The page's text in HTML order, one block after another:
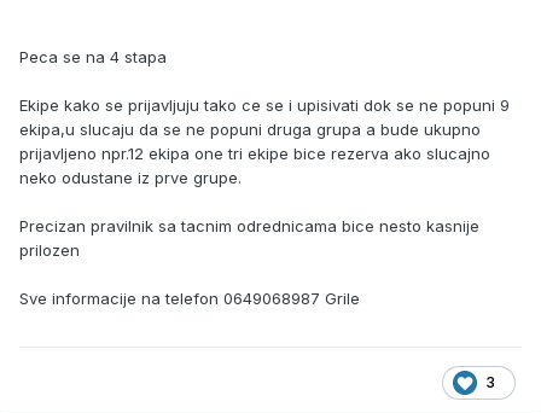
Peca se na 4 stapa
Ekipe kako se prijavljuju tako ce se i upisivati dok se ne popuni 9
ekipa,u slucaju da se ne popuni druga grupa a bude ukupno
prijavljeno npr.12 ekipa one tri ekipe bice rezerva ako slucajno
neko odustane iz prve grupe.
Precizan pravilnik sa tacnim odrednicama bice nesto kasnije
prilozen
Sve informacije na telefon 0649068987 Grile
3